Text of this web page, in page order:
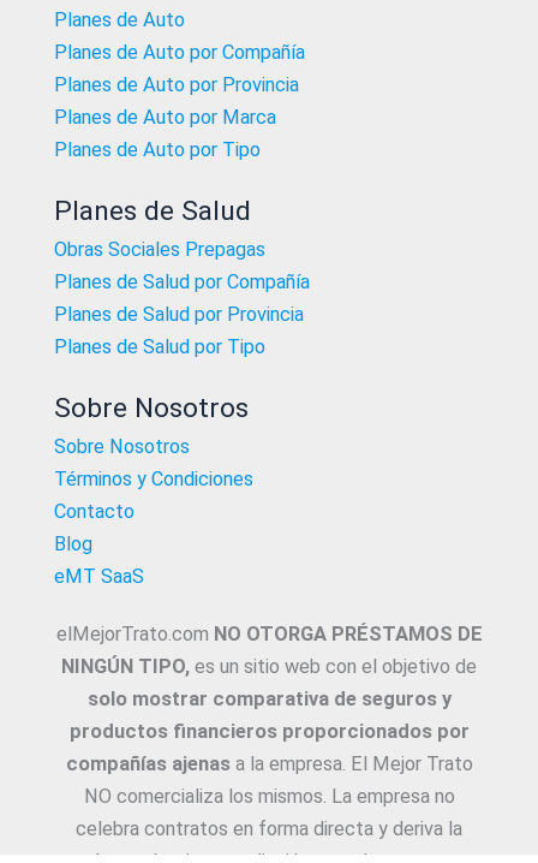
Planes de Auto
Planes de Auto por Compañía
Planes de Auto por Provincia
Planes de Auto por Marca
Planes de Auto por Tipo
Planes de Salud
Obras Sociales Prepagas
Planes de Salud por Compañía
Planes de Salud por Provincia
Planes de Salud por Tipo
Sobre Nosotros
Sobre Nosotros
Términos y Condiciones
Contacto
Blog
eMT SaaS
elMejorTrato.com NO OTORGA PRÉSTAMOS DE
NINGÚN TIPO, es un sitio web con el objetivo de
solo mostrar comparativa de seguros y
productos financieros proporcionados por
compañías ajenasa la empresa. El Mejor Trato
NO comercializa los mismos. La empresa no
celebra contratos en forma directa y deriva la